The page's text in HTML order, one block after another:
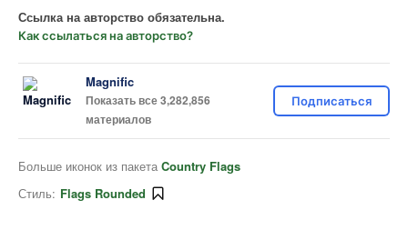
Ссылка на авторство обязательна.
Как ссылаться на авторство?
Magnific
Показать все 3,282,856
материалов
Подписаться
Больше иконок из пакета Country Flags
Стиль: Flags Rounded